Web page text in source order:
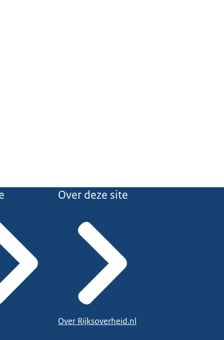
Over deze site
Over Rijksoverheid.nl